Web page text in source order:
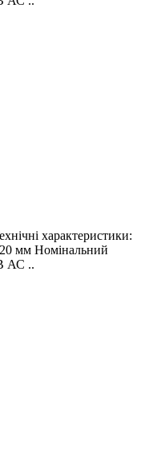
характеристики:
мм Номінальний
АС ..